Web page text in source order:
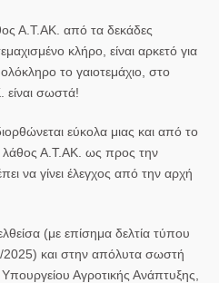
Α.Τ.ΑΚ. από τα δεκάδες
κλήρο, είναι αρκετό για
το γαιοτεμάχιο, στο
σωστά!
εύκολα μιας και από το
λάθος Α.Τ.ΑΚ. ως προς την
να γίνει έλεγχος από την αρχή
(με επίσημα δελτία τύπου
2025) και στην απόλυτα σωστή
Αγροτικής Ανάπτυξης,